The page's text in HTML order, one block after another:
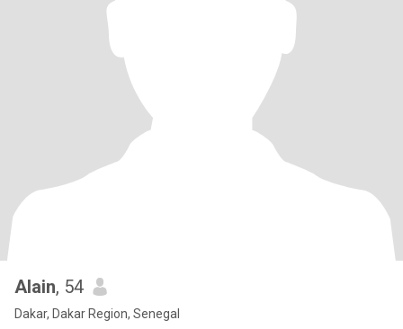
Alain, 54
Dakar, Dakar Region, Senegal